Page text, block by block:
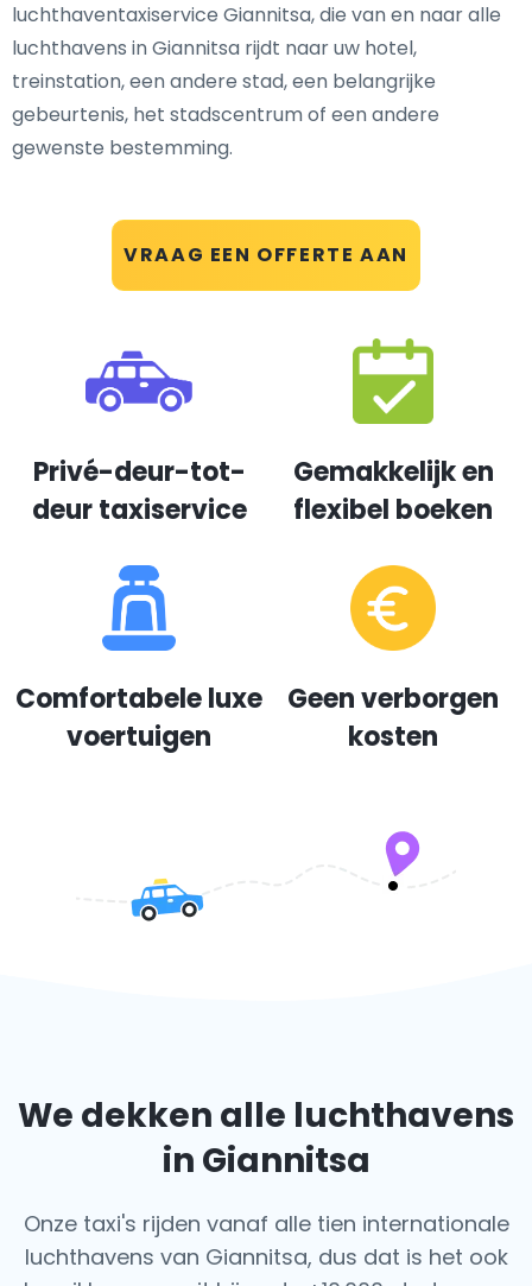
VRAAG EEN OFFERTE AAN
luchthaventaxiservice Giannitsa, die van en naar alle
luchthavens in Giannitsa rijdt naar uw hotel,
treinstation, een andere stad, een belangrijke
gebeurtenis, het stadscentrum of een andere
gewenste bestemming.
Privé-deur-tot-
deur taxiservice
Gemakkelijk en
flexibel boeken
Comfortabele luxe
voertuigen
Geen verborgen
kosten
We dekken alle luchthavens
in Giannitsa
Onze taxi's rijden vanaf alle tien internationale
luchthavens van Giannitsa, dus dat is het ook